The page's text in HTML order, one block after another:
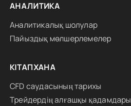
АНАЛИТИКА
Аналитикалық шолулар
Пайыздық мөлшерлемелер
КІТАПХАНА
CFD саудасының тарихы
Трейдердің алғашқы қадамдары